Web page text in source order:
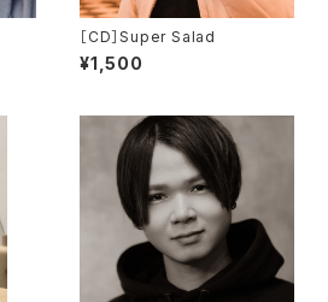
［CD］Super Salad
¥1,500